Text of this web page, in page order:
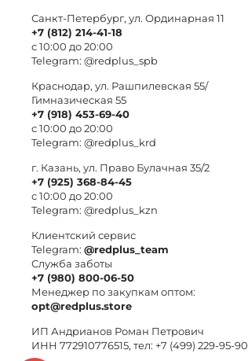
Санкт-Петербург, ул. Ординарная 11
+7 (812) 214-41-18
с 10:00 до 20:00
Telegram: @redplus_spb
Краснодар, ул. Рашпилевская 55/
Гимназическая 55
+7 (918) 453-69-40
с 10:00 до 20:00
Telegram: @redplus_krd
г. Казань, ул. Право Булачная 35/2
+7 (925) 368-84-45
с 10:00 до 20:00
Telegram: @redplus_kzn
Клиентский сервис
Telegram: @redplus_team
Служба заботы
+7 (980) 800-06-50
Менеджер по закупкам оптом:
opt@redplus.store
ИП Андрианов Роман Петрович
ИНН 772910776515, тел: +7 (499) 229-95-90